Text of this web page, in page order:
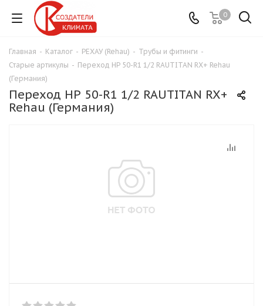
0
Главная - Каталог - РЕХАУ (Rehau) - Трубы и фитинги -
Старые артикулы - Переход НР 50-R1 1/2 RAUTITAN RX+ Rehau
(Германия)
Переход НР 50-R1 1/2 RAUTITAN RX+
Rehau (Германия)